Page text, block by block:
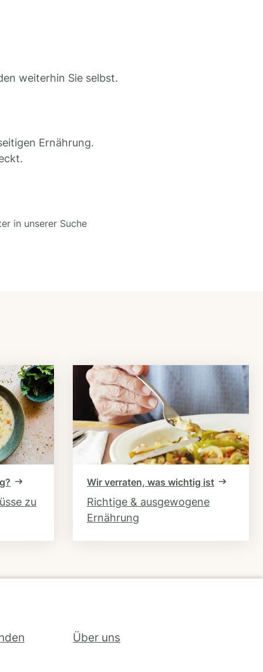
weiterhin Sie selbst.
Ernährung.
in unserer Suche
zu
Wir verraten, was wichtig ist
Richtige & ausgewogene
Ernährung
Über uns